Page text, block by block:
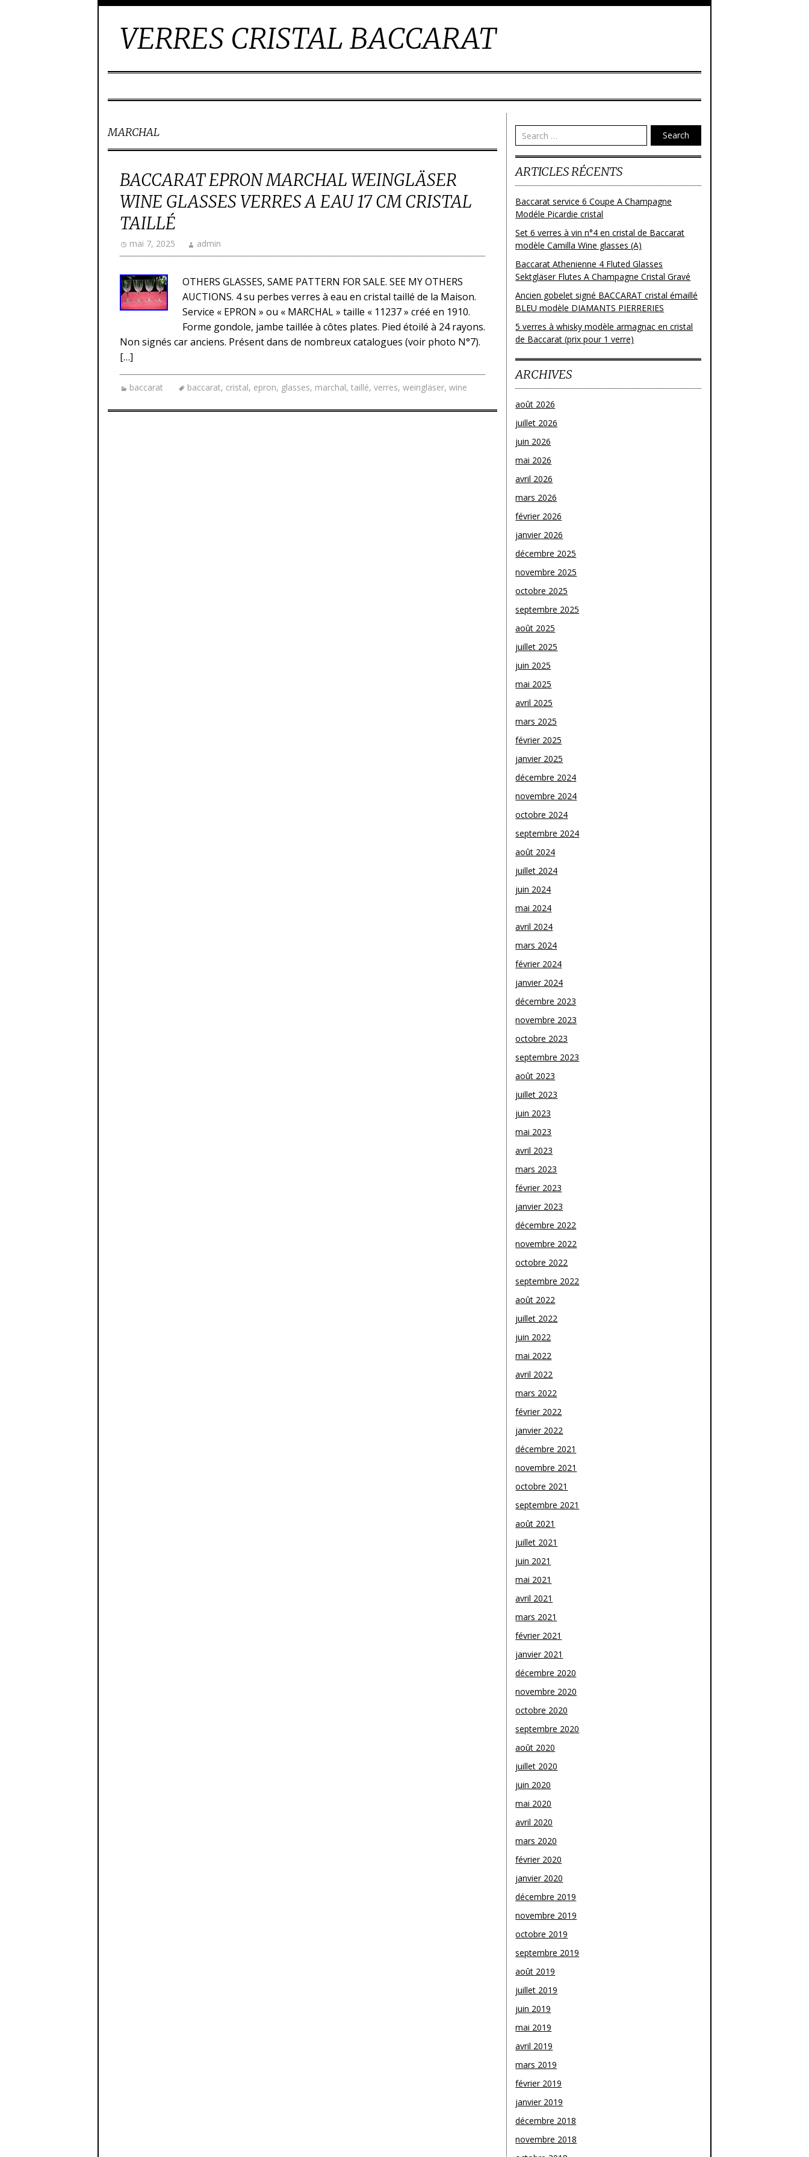
VERRES CRISTAL BACCARAT
MARCHAL
BACCARAT EPRON MARCHAL WEINGLÄSER
WINE GLASSES VERRES A EAU 17 CM CRISTAL
TAILLÉ
mai 7, 2025 admin
OTHERS GLASSES, SAME PATTERN FOR SALE. SEE MY OTHERS
AUCTIONS. 4 su perbes verres à eau en cristal taillé de la Maison.
Service « EPRON » ou « MARCHAL » taille « 11237 » créé en 1910.
Forme gondole, jambe taillée à côtes plates. Pied étoilé à 24 rayons.
Non signés car anciens. Présent dans de nombreux catalogues (voir photo N°7).
[…]
baccarat baccarat, cristal, epron, glasses, marchal, taillé, verres, weingläser, wine
Search
ARTICLES RÉCENTS
Baccarat service 6 Coupe A Champagne
Modéle Picardie cristal
Set 6 verres à vin n°4 en cristal de Baccarat
modèle Camilla Wine glasses (A)
Baccarat Athenienne 4 Fluted Glasses
Sektgläser Flutes A Champagne Cristal Gravé
Ancien gobelet signé BACCARAT cristal émaillé
BLEU modèle DIAMANTS PIERRERIES
5 verres à whisky modèle armagnac en cristal
de Baccarat (prix pour 1 verre)
ARCHIVES
août 2026
juillet 2026
juin 2026
mai 2026
avril 2026
mars 2026
février 2026
janvier 2026
décembre 2025
novembre 2025
octobre 2025
septembre 2025
août 2025
juillet 2025
juin 2025
mai 2025
avril 2025
mars 2025
février 2025
janvier 2025
décembre 2024
novembre 2024
octobre 2024
septembre 2024
août 2024
juillet 2024
juin 2024
mai 2024
avril 2024
mars 2024
février 2024
janvier 2024
décembre 2023
novembre 2023
octobre 2023
septembre 2023
août 2023
juillet 2023
juin 2023
mai 2023
avril 2023
mars 2023
février 2023
janvier 2023
décembre 2022
novembre 2022
octobre 2022
septembre 2022
août 2022
juillet 2022
juin 2022
mai 2022
avril 2022
mars 2022
février 2022
janvier 2022
décembre 2021
novembre 2021
octobre 2021
septembre 2021
août 2021
juillet 2021
juin 2021
mai 2021
avril 2021
mars 2021
février 2021
janvier 2021
décembre 2020
novembre 2020
octobre 2020
septembre 2020
août 2020
juillet 2020
juin 2020
mai 2020
avril 2020
mars 2020
février 2020
janvier 2020
décembre 2019
novembre 2019
octobre 2019
septembre 2019
août 2019
juillet 2019
juin 2019
mai 2019
avril 2019
mars 2019
février 2019
janvier 2019
décembre 2018
novembre 2018